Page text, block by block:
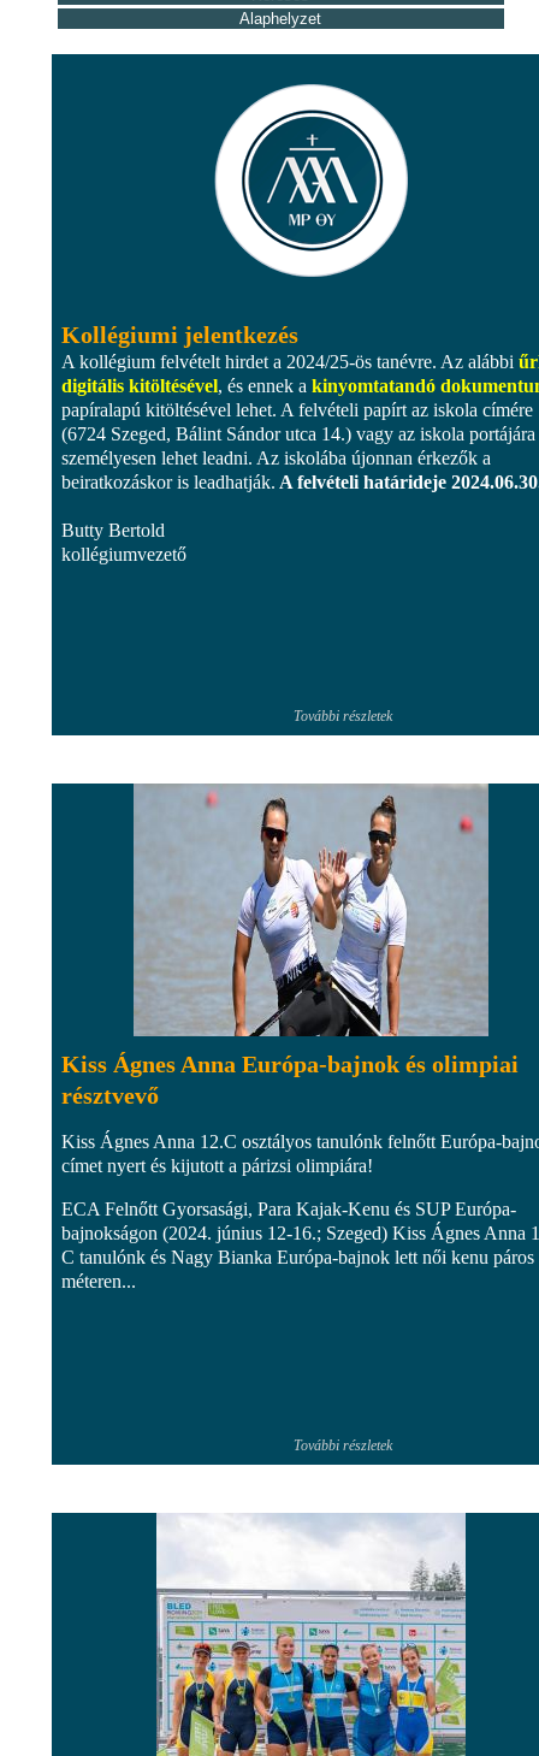
Kollégiumi jelentkezés
A kollégium felvételt hirdet a 2024/25-ös tanévre. Az alábbi
digitális kitöltésével, és ennek a kinyomtatandó
papíralapú kitöltésével lehet. A felvételi papírt az iskola címére
(6724 Szeged, Bálint Sándor utca 14.) vagy az iskola portájára
személyesen lehet leadni. Az iskolába újonnan érkezők a
beiratkozáskor is leadhatják. A felvételi határideje
Butty Bertold
kollégiumvezető
További részletek
Kiss Ágnes Anna Európa-bajnok és olimpiai
résztvevő
Kiss Ágnes Anna 12.C osztályos tanulónk felnőtt Európa-
címet nyert és kijutott a párizsi olimpiára!
ECA Felnőtt Gyorsasági, Para Kajak-Kenu és SUP Európa-
bajnokságon (2024. június 12-16.; Szeged) Kiss Ágnes Anna
C tanulónk és Nagy Bianka Európa-bajnok lett női kenu páros
méteren...
További részletek